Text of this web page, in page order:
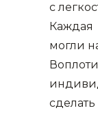
с
Каждая
могли